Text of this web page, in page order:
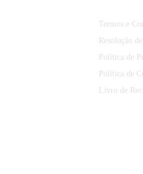
Termos e
Resolução
Política de
Política de
Livro de